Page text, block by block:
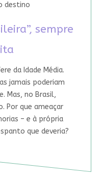
destino
sempre
da Idade Média.
jamais poderiam
Mas, no Brasil,
Por que ameaçar
– e à própria
que deveria?